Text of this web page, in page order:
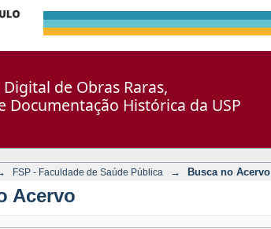
de Obras Raras,
Documentação Histórica da USP
FSP - Faculdade de Saúde Pública → Busca no Acervo
Acervo